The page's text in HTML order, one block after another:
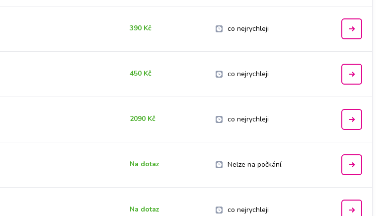
390 Kč co nejrychleji
450 Kč co nejrychleji
2090 Kč co nejrychleji
Na dotaz Nelze na počkání.
Na dotaz co nejrychleji